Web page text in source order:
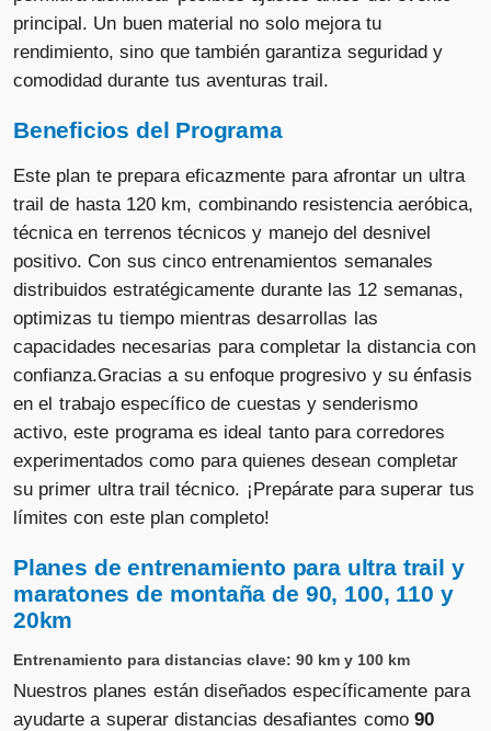
principal. Un buen material no solo mejora tu
rendimiento, sino que también garantiza seguridad y
comodidad durante tus aventuras trail.
Beneficios del Programa
Este plan te prepara eficazmente para afrontar un ultra
trail de hasta 120 km, combinando resistencia aeróbica,
técnica en terrenos técnicos y manejo del desnivel
positivo. Con sus cinco entrenamientos semanales
distribuidos estratégicamente durante las 12 semanas,
optimizas tu tiempo mientras desarrollas las
capacidades necesarias para completar la distancia con
confianza.Gracias a su enfoque progresivo y su énfasis
en el trabajo específico de cuestas y senderismo
activo, este programa es ideal tanto para corredores
experimentados como para quienes desean completar
su primer ultra trail técnico. ¡Prepárate para superar tus
límites con este plan completo!
Planes de entrenamiento para ultra trail y
maratones de montaña de 90, 100, 110 y
20km
Entrenamiento para distancias clave: 90 km y 100 km
Nuestros planes están diseñados específicamente para
ayudarte a superar distancias desafiantes como90